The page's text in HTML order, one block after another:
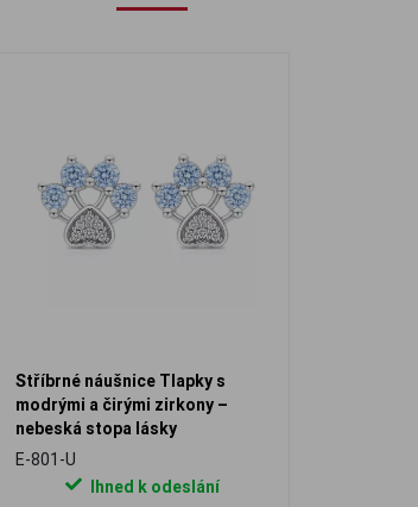
Stříbrné náušnice Tlapky s
modrými a čirými zirkony –
nebeská stopa lásky
E-801-U
Ihned k odeslání